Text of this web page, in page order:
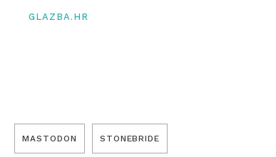
GLAZBA.HR
MASTODON STONEBRIDE